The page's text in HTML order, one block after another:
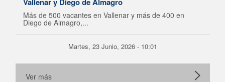
Más de 500 vacantes en Vallenar y más de 400 en
Diego de Almagro,...
Martes, 23 Junio, 2026 - 10:01
Ver más